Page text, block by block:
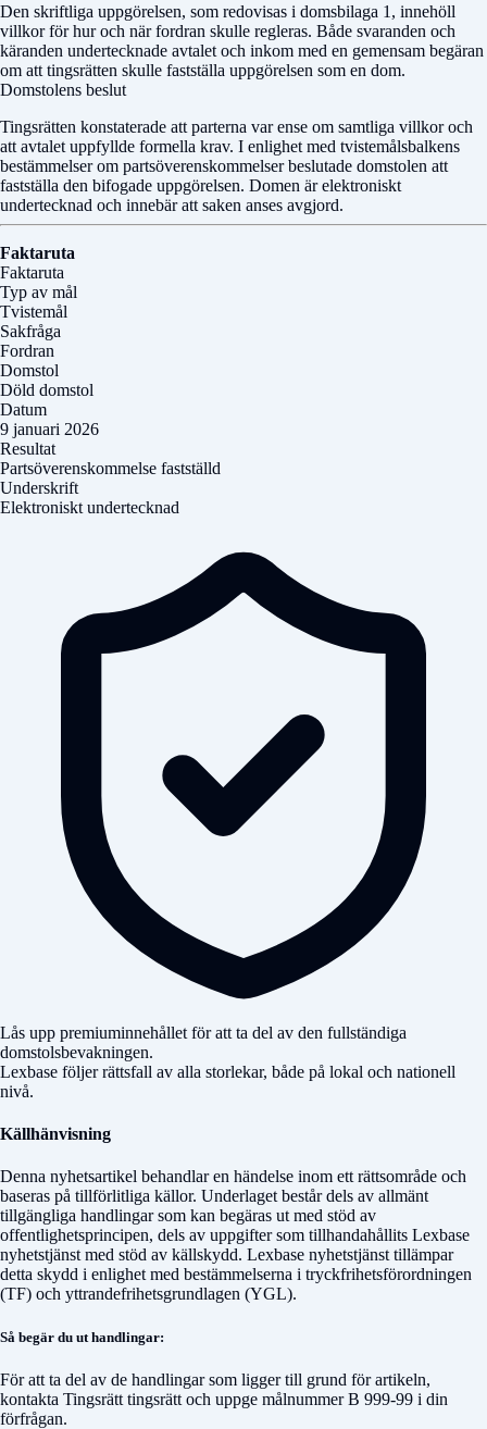
Den skriftliga uppgörelsen, som redovisas i domsbilaga 1, innehöll
villkor för hur och när fordran skulle regleras. Både svaranden och
käranden undertecknade avtalet och inkom med en gemensam begäran
om att tingsrätten skulle fastställa uppgörelsen som en dom.
Domstolens beslut
Tingsrätten konstaterade att parterna var ense om samtliga villkor och
att avtalet uppfyllde formella krav. I enlighet med tvistemålsbalkens
bestämmelser om partsöverenskommelser beslutade domstolen att
fastställa den bifogade uppgörelsen. Domen är elektroniskt
undertecknad och innebär att saken anses avgjord.
Faktaruta
Faktaruta
Typ av mål
Tvistemål
Sakfråga
Fordran
Domstol
Döld domstol
Datum
9 januari 2026
Resultat
Partsöverenskommelse fastställd
Underskrift
Elektroniskt undertecknad
Lås upp premiuminnehållet för att ta del av den fullständiga
domstolsbevakningen.
Lexbase följer rättsfall av alla storlekar, både på lokal och nationell
nivå.
Källhänvisning
Denna nyhetsartikel behandlar en händelse inom ett rättsområde och
baseras på tillförlitliga källor. Underlaget består dels av allmänt
tillgängliga handlingar som kan begäras ut med stöd av
offentlighetsprincipen, dels av uppgifter som tillhandahållits Lexbase
nyhetstjänst med stöd av källskydd. Lexbase nyhetstjänst tillämpar
detta skydd i enlighet med bestämmelserna i tryckfrihetsförordningen
(TF) och yttrandefrihetsgrundlagen (YGL).
Så begär du ut handlingar:
För att ta del av de handlingar som ligger till grund för artikeln,
kontakta Tingsrätt tingsrätt och uppge målnummerB 999-99 i din
förfrågan.